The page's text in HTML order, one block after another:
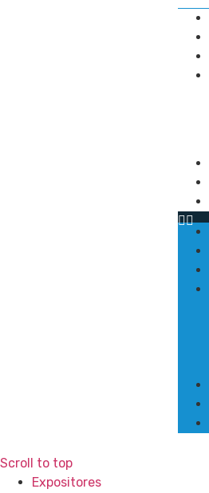
Scroll to top
Expositores